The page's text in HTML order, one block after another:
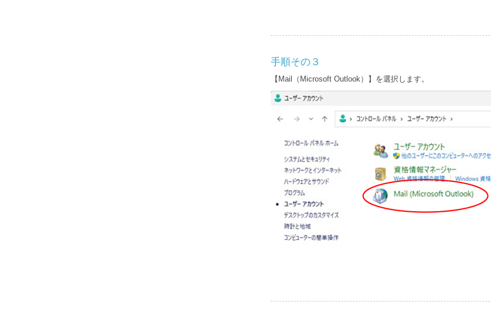
手順その３
【Mail（Microsoft Outlook）】を選択します。